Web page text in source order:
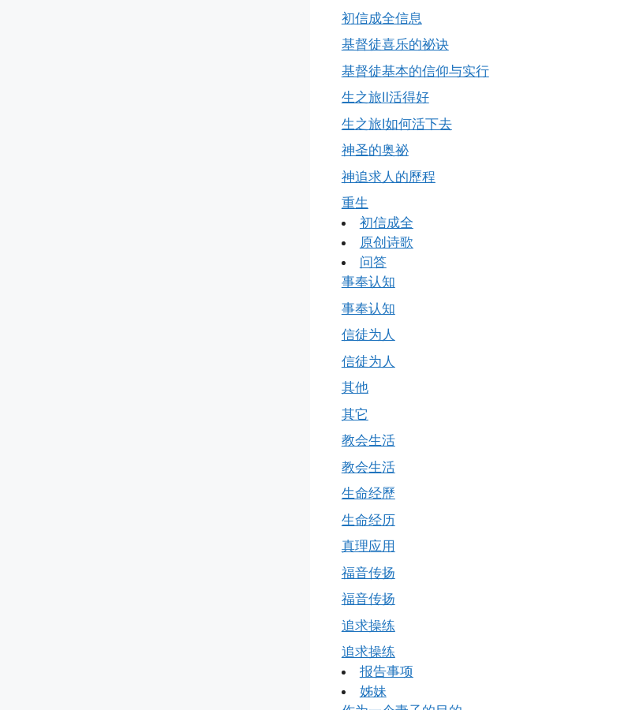
初信成全信息
基督徒喜乐的祕诀
基督徒基本的信仰与实行
生之旅Ⅱ活得好
生之旅Ⅰ如何活下去
神圣的奥祕
神追求人的歷程
重生
初信成全
原创诗歌
问答
事奉认知
事奉认知
信徒为人
信徒为人
其他
其它
教会生活
教会生活
生命经歷
生命经历
真理应用
福音传扬
福音传扬
追求操练
追求操练
报告事项
姊妹